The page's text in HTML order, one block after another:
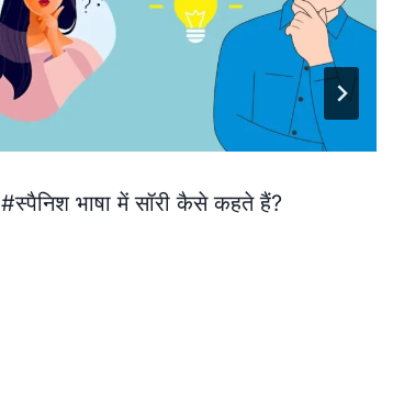
#स्पैनिश भाषा में सॉरी कैसे कहते हैं?